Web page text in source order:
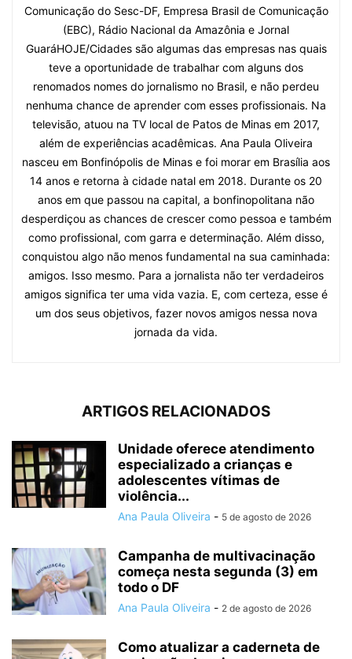
Comunicação do Sesc-DF, Empresa Brasil de Comunicação
(EBC), Rádio Nacional da Amazônia e Jornal
GuaráHOJE/Cidades são algumas das empresas nas quais
teve a oportunidade de trabalhar com alguns dos
renomados nomes do jornalismo no Brasil, e não perdeu
nenhuma chance de aprender com esses profissionais. Na
televisão, atuou na TV local de Patos de Minas em 2017,
além de experiências acadêmicas. Ana Paula Oliveira
nasceu em Bonfinópolis de Minas e foi morar em Brasília aos
14 anos e retorna à cidade natal em 2018. Durante os 20
anos em que passou na capital, a bonfinopolitana não
desperdiçou as chances de crescer como pessoa e também
como profissional, com garra e determinação. Além disso,
conquistou algo não menos fundamental na sua caminhada:
amigos. Isso mesmo. Para a jornalista não ter verdadeiros
amigos significa ter uma vida vazia. E, com certeza, esse é
um dos seus objetivos, fazer novos amigos nessa nova
jornada da vida.
ARTIGOS RELACIONADOS
Unidade oferece atendimento
especializado a crianças e
adolescentes vítimas de
violência...
Ana Paula Oliveira - 5 de agosto de 2026
Campanha de multivacinação
começa nesta segunda (3) em
todo o DF
Ana Paula Oliveira - 2 de agosto de 2026
Como atualizar a caderneta de